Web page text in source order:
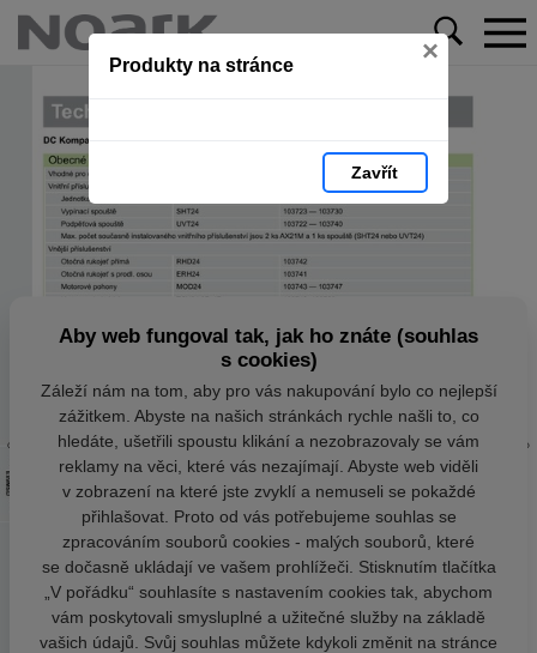
Produkty na stránce ×
Zavřít
Aby web fungoval tak, jak ho znáte (souhlas
s cookies)
Záleží nám na tom, aby pro vás nakupování bylo co nejlepší
zážitkem. Abyste na našich stránkách rychle našli to, co
hledáte, ušetřili spoustu klikání a nezobrazovaly se vám
reklamy na věci, které vás nezajímají. Abyste web viděli
v zobrazení na které jste zvyklí a nemuseli se pokaždé
přihlašovat. Proto od vás potřebujeme souhlas se
zpracováním souborů cookies - malých souborů, které
se dočasně ukládají ve vašem prohlížeči. Stisknutím tlačítka
„V pořádku“ souhlasíte s nastavením cookies tak, abychom
vám poskytovali smysluplné a užitečné služby na základě
vašich údajů. Svůj souhlas můžete kdykoli změnit na stránce